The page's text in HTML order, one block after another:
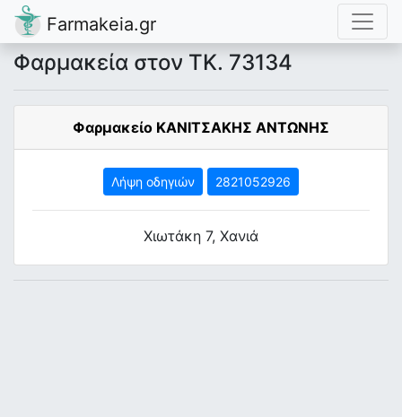
Farmakeia.gr
Φαρμακεία στον ΤΚ. 73134
Φαρμακείο ΚΑΝΙΤΣΑΚΗΣ ΑΝΤΩΝΗΣ
Λήψη οδηγιών 2821052926
Χιωτάκη 7, Χανιά